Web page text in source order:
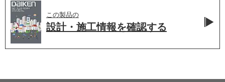
この製品の
設計・施工情報を確認する